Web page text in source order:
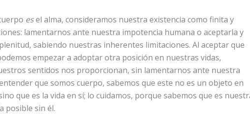
esel alma, consideramos nuestra existencia como finita y
lamentarnos ante nuestra impotencia humana o aceptarla y
sabiendo nuestras inherentes limitaciones. Al aceptar que
empezar a adoptar otra posición en nuestras vidas,
sentidos nos proporcionan, sin lamentarnos ante nuestra
que somos cuerpo, sabemos que este no es un objeto en
que es la vida en sí; lo cuidamos, porque sabemos que es
posible sin él.